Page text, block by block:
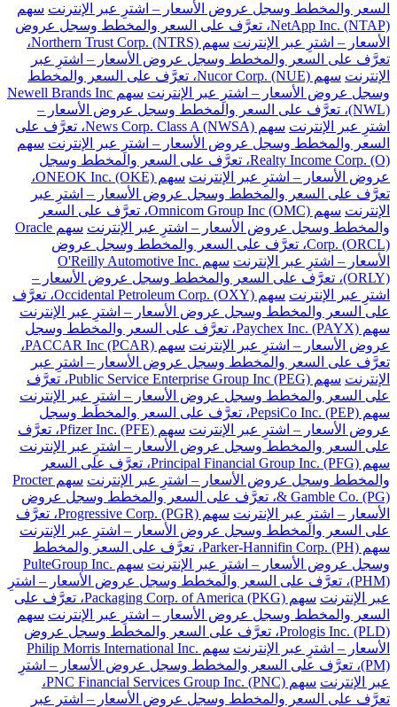
السعر والمخطط وسجل عروض الأسعار – اشترِ عبر الإنترنت سهم
NetApp Inc. (NTAP)، تعرَّف على السعر والمخطط وسجل عروض
الأسعار – اشترِ عبر الإنترنت
سهم Northern Trust Corp. (NTRS)،
تعرَّف على السعر والمخطط وسجل عروض الأسعار – اشترِ عبر
الإنترنت
سهم Nucor Corp. (NUE)، تعرَّف على السعر والمخطط
وسجل عروض الأسعار – اشترِ عبر الإنترنت
سهم Newell Brands Inc
(NWL)، تعرَّف على السعر والمخطط وسجل عروض الأسعار –
اشترِ عبر الإنترنت
سهم News Corp. Class A (NWSA)، تعرَّف على
السعر والمخطط وسجل عروض الأسعار – اشترِ عبر الإنترنت سهم
Realty Income Corp. (O)، تعرَّف على السعر والمخطط وسجل
عروض الأسعار – اشترِ عبر الإنترنت
سهم ONEOK Inc. (OKE)،
تعرَّف على السعر والمخطط وسجل عروض الأسعار – اشترِ عبر
الإنترنت
سهم Omnicom Group Inc (OMC)، تعرَّف على السعر
والمخطط وسجل عروض الأسعار – اشترِ عبر الإنترنت
سهم Oracle
Corp. (ORCL)، تعرَّف على السعر والمخطط وسجل عروض
الأسعار – اشترِ عبر الإنترنت
سهم O'Reilly Automotive Inc.
(ORLY)، تعرَّف على السعر والمخطط وسجل عروض الأسعار –
اشترِ عبر الإنترنت
سهم Occidental Petroleum Corp. (OXY)، تعرَّف
على السعر والمخطط وسجل عروض الأسعار – اشترِ عبر الإنترنت
سهم Paychex Inc. (PAYX)، تعرَّف على السعر والمخطط وسجل
عروض الأسعار – اشترِ عبر الإنترنت
سهم PACCAR Inc (PCAR)،
تعرَّف على السعر والمخطط وسجل عروض الأسعار – اشترِ عبر
الإنترنت
سهم Public Service Enterprise Group Inc (PEG)، تعرَّف
على السعر والمخطط وسجل عروض الأسعار – اشترِ عبر الإنترنت
سهم PepsiCo Inc. (PEP)، تعرَّف على السعر والمخطط وسجل
عروض الأسعار – اشترِ عبر الإنترنت
سهم Pfizer Inc. (PFE)، تعرَّف
على السعر والمخطط وسجل عروض الأسعار – اشترِ عبر الإنترنت
سهم Principal Financial Group Inc. (PFG)، تعرَّف على السعر
والمخطط وسجل عروض الأسعار – اشترِ عبر الإنترنت
سهم Procter
& Gamble Co. (PG)، تعرَّف على السعر والمخطط وسجل عروض
الأسعار – اشترِ عبر الإنترنت
سهم Progressive Corp. (PGR)، تعرَّف
على السعر والمخطط وسجل عروض الأسعار – اشترِ عبر الإنترنت
سهم Parker-Hannifin Corp. (PH)، تعرَّف على السعر والمخطط
وسجل عروض الأسعار – اشترِ عبر الإنترنت
سهم PulteGroup Inc.
(PHM)، تعرَّف على السعر والمخطط وسجل عروض الأسعار – اشترِ
عبر الإنترنت
سهم Packaging Corp. of America (PKG)، تعرَّف على
السعر والمخطط وسجل عروض الأسعار – اشترِ عبر الإنترنت سهم
Prologis Inc. (PLD)، تعرَّف على السعر والمخطط وسجل عروض
الأسعار – اشترِ عبر الإنترنت
سهم Philip Morris International Inc.
(PM)، تعرَّف على السعر والمخطط وسجل عروض الأسعار – اشترِ
عبر الإنترنت
سهم PNC Financial Services Group Inc. (PNC)،
تعرَّف على السعر والمخطط وسجل عروض الأسعار – اشترِ عبر